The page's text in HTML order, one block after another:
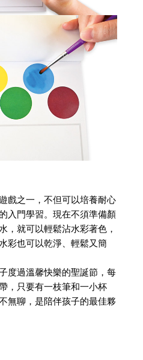
之一，不但可以培養耐心
入門學習。現在不須準備顏
，就可以輕鬆沾水彩著色，
彩也可以乾淨、輕鬆又簡
度過溫馨快樂的聖誕節，每
，只要有一枝筆和一小杯
無聊，是陪伴孩子的最佳夥